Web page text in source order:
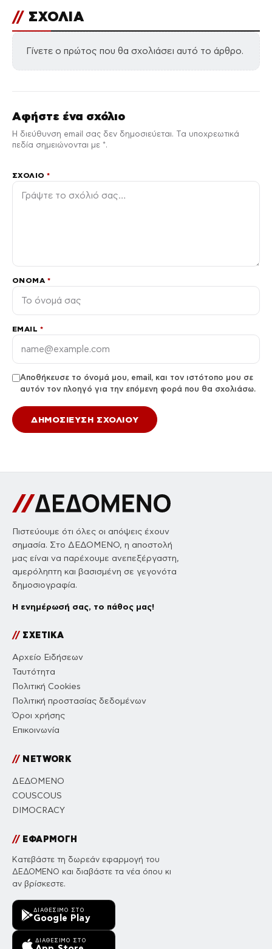
// ΣΧΟΛΙΑ
Γίνετε ο πρώτος που θα σχολιάσει αυτό το άρθρο.
Αφήστε ένα σχόλιο
Η διεύθυνση email σας δεν δημοσιεύεται. Τα υποχρεωτικά
πεδία σημειώνονται με *.
ΣΧΌΛΙΟ*
ΌΝΟΜΑ *
EMAIL *
Αποθήκευσε το όνομά μου, email, και τον ιστότοπο μου σε
αυτόν τον πλοηγό για την επόμενη φορά που θα σχολιάσω.
Πιστεύουμε ότι όλες οι απόψεις έχουν
σημασία. Στο ΔΕΔΟΜΕΝΟ, η αποστολή
μας είναι να παρέχουμε ανεπεξέργαστη,
αμερόληπτη και βασισμένη σε γεγονότα
δημοσιογραφία.
Η ενημέρωσή σας, το πάθος μας!
//ΣΧΕΤΙΚΑ
Αρχείο Ειδήσεων
Ταυτότητα
Πολιτική Cookies
Πολιτική προστασίας δεδομένων
Όροι χρήσης
Επικοινωνία
//NETWORK
ΔΕΔΟΜΕΝΟ
COUSCOUS
DIMOCRACY
//ΕΦΑΡΜΟΓΗ
Κατεβάστε τη δωρεάν εφαρμογή του
ΔΕΔΟΜΕΝΟ και διαβάστε τα νέα όπου κι
αν βρίσκεστε.
ΔΙΑΘΈΣΙΜΟ ΣΤΟ
Google Play
ΔΙΑΘΈΣΙΜΟ ΣΤΟ